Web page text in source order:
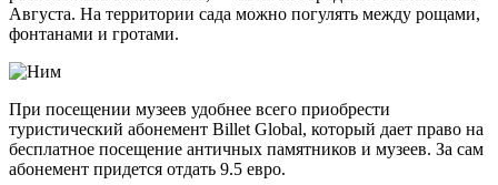
Августа. На территории сада можно погулять между рощами,
фонтанами и гротами.
При посещении музеев удобнее всего приобрести
туристический абонемент Billet Global, который дает право на
бесплатное посещение античных памятников и музеев. За сам
абонемент придется отдать 9.5 евро.